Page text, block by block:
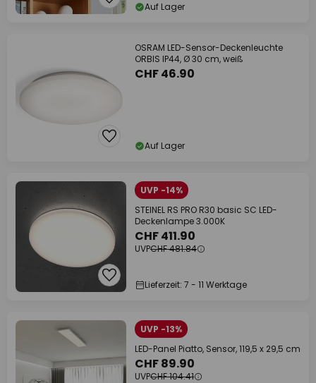
Auf Lager
OSRAM LED-Sensor-Deckenleuchte
ORBIS IP44, Ø 30 cm, weiß
CHF 46.90
Auf Lager
UVP -14%
STEINEL RS PRO R30 basic SC LED-
Deckenlampe 3.000K
CHF 411.90
UVPCHF 481.84
Lieferzeit: 7 - 11 Werktage
UVP -13%
LED-Panel Piatto, Sensor, 119,5 x 29,5 cm
CHF 89.90
UVPCHF 104.41